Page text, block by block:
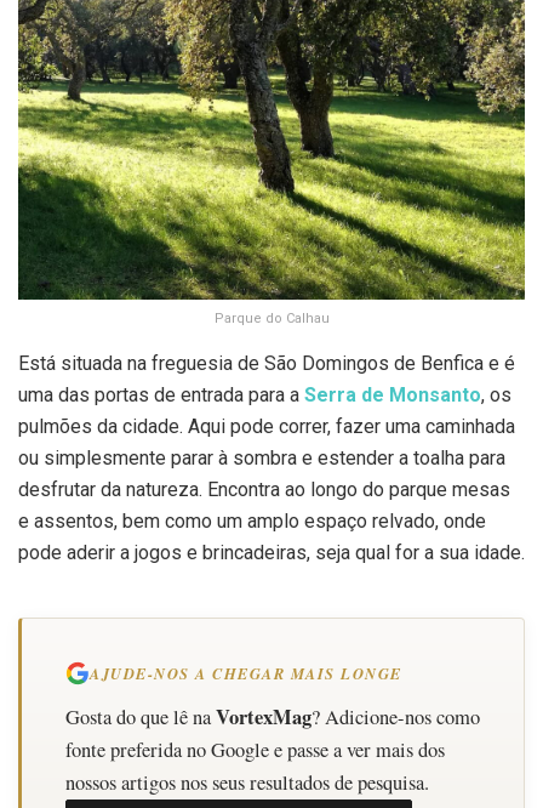
Parque do Calhau
Está situada na freguesia de São Domingos de Benfica e é
uma das portas de entrada para a Serra de Monsanto, os
pulmões da cidade. Aqui pode correr, fazer uma caminhada
ou simplesmente parar à sombra e estender a toalha para
desfrutar da natureza. Encontra ao longo do parque mesas
e assentos, bem como um amplo espaço relvado, onde
pode aderir a jogos e brincadeiras, seja qual for a sua idade.
AJUDE-NOS A CHEGAR MAIS LONGE
Gosta do que lê naVortexMag? Adicione-nos como
fonte preferida no Google e passe a ver mais dos
nossos artigos nos seus resultados de pesquisa.